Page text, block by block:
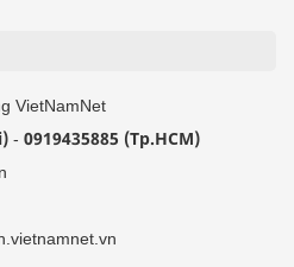
VietNamNet
- 0919435885 (Tp.HCM)